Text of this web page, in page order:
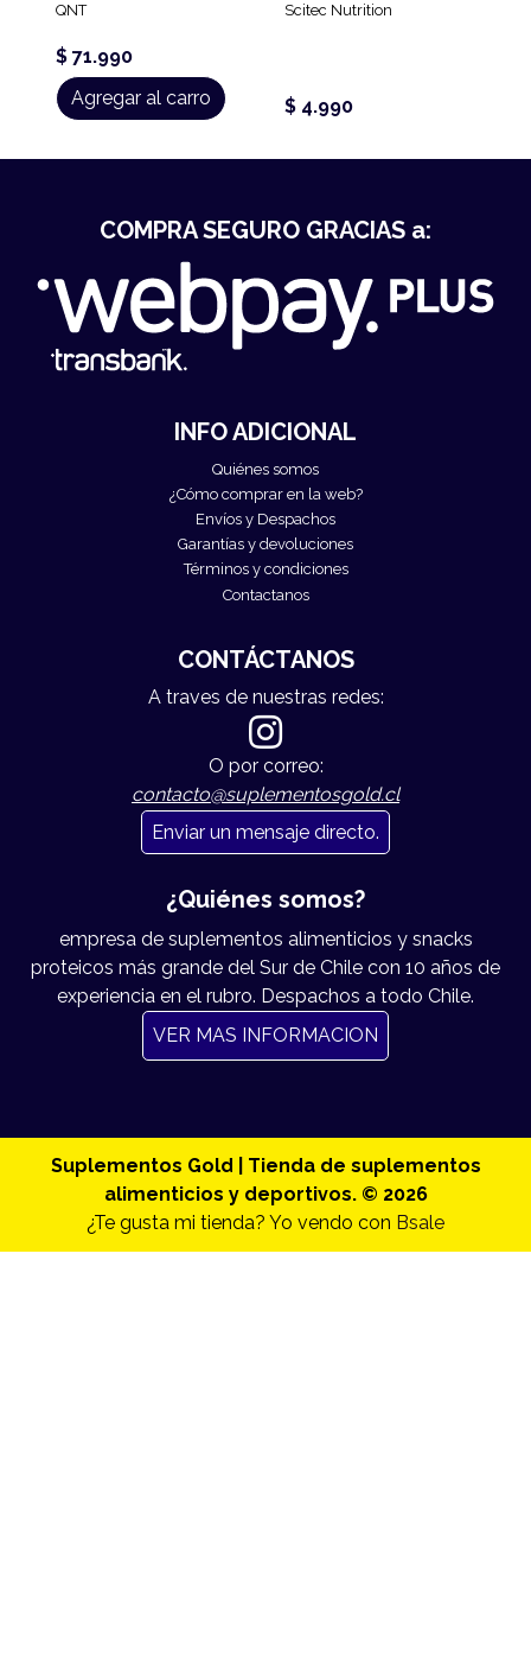
QNT
$ 71.990
Agregar al carro
Scitec Nutrition
$ 4.990
INFO ADICIONAL
Quiénes somos
¿Cómo comprar en la web?
Envíos y Despachos
Garantías y devoluciones
Términos y condiciones
Contactanos
COMPRA SEGURO GRACIAS a:
CONTÁCTANOS
A traves de nuestras redes:
O por correo:
contacto@suplementosgold.cl
Enviar un mensaje directo.
¿Quiénes somos?
empresa de suplementos alimenticios y snacks
proteicos más grande del Sur de Chile con 10 años de
experiencia en el rubro. Despachos a todo Chile.
VER MAS INFORMACION
Suplementos Gold | Tienda de suplementos
alimenticios y deportivos. © 2026
¿Te gusta mi tienda? Yo vendo con Bsale